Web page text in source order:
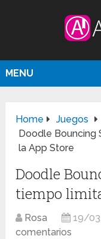
MENU
Home
Juegos
Doodle Bouncing
la App Store
Doodle
tiempo
Rosa 19/
comentarios